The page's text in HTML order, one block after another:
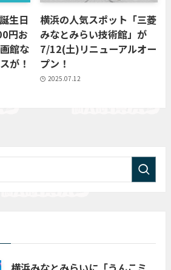
生日
円お
館な
が！
横浜の人気スポット「三菱
みなとみらい技術館」が
7/12(土)リニューアルオー
プン！
2025.07.12